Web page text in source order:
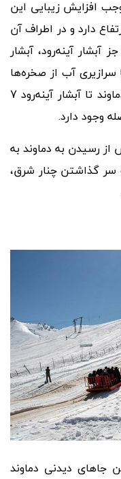
افزایش زیبایی این
این آبشار 35 متر ارتفاع دارد و در اطراف آن
آبشار آینهرود، آبشار
سرازیری آب از صخرهها
تا آبشار آینه
رود 7
از رسیدن به دماوند به
گذاشتن چنار شرق،
جاهای دیدنی دماوند